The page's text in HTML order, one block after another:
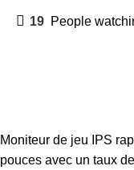
19 People
Moniteur de jeu IPS
pouces avec un taux